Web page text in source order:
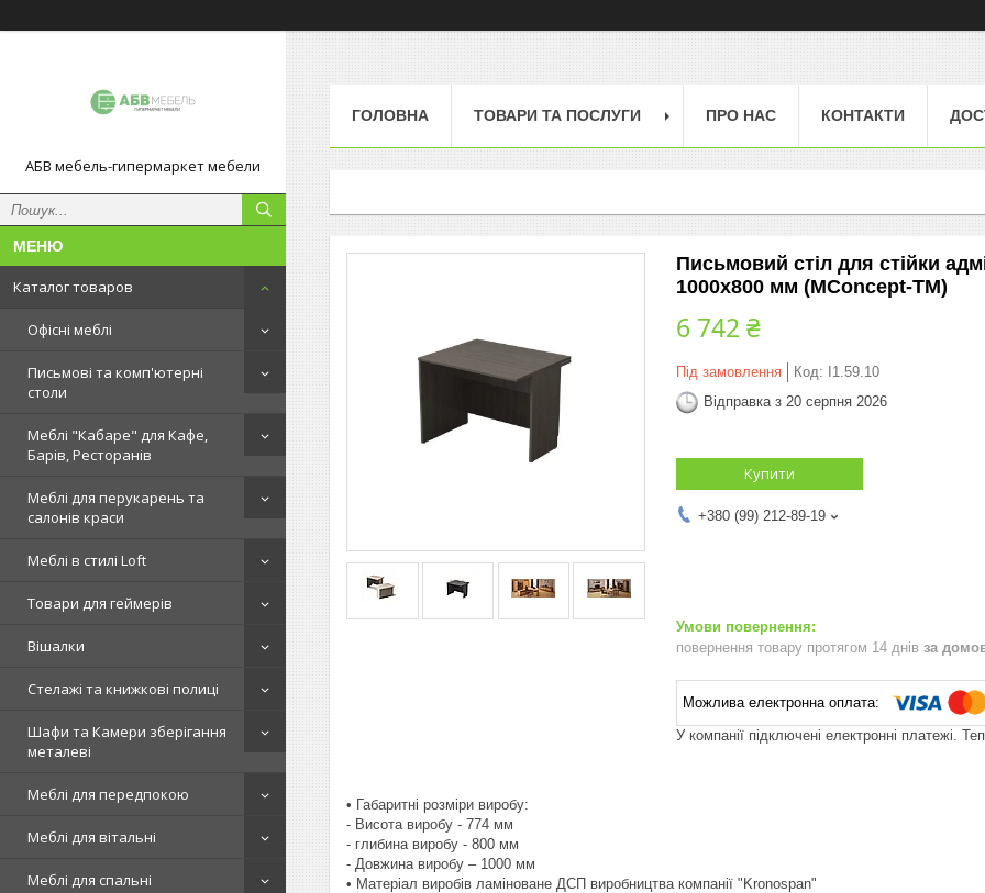
АБВ мебель-гипермаркет мебели
Каталог товаров
Офісні меблі
Письмові та комп'ютерні
столи
Меблі "Кабаре" для Кафе,
Барів, Ресторанів
Меблі для перукарень та
салонів краси
Меблі в стилі Loft
Товари для геймерів
Вішалки
Стелажі та книжкові полиці
Шафи та Камери зберігання
металеві
Меблі для передпокою
Меблі для вітальні
Меблі для спальні
ГОЛОВНА ТОВАРИ ТА ПОСЛУГИ ПРО НАС КОНТАКТИ
Письмовий стіл для стійки
1000х800 мм (MConcept-ТМ)
6 742 ₴
Під замовлення Код:
I1.59.10
Відправка з 20 серпня 2026
Купити
+380 (99) 212-89-19
повернення товару протягом 14 днів за
У компанії підключені електронні платежі.
• Габаритні розміри виробу:
- Висота виробу - 774 мм
- глибина виробу - 800 мм
- Довжина виробу – 1000 мм
• Матеріал виробів ламіноване ДСП виробництва компанії "Kronospan"